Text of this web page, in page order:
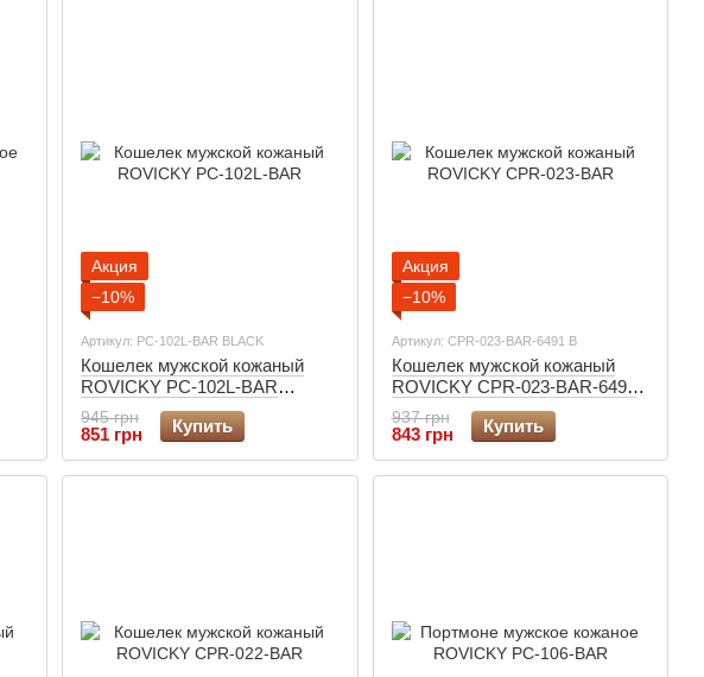
Акция
−10%
Артикул: PC-102L-BAR BLACK
Кошелек мужской кожаный
ROVICKY PC-102L-BAR
BLACK
945 грн
851 грн Купить
Акция
−10%
Артикул: CPR-023-BAR-6491 B
Кошелек мужской кожаный
ROVICKY CPR-023-BAR-6491
Brown
937 грн
843 грн Купить